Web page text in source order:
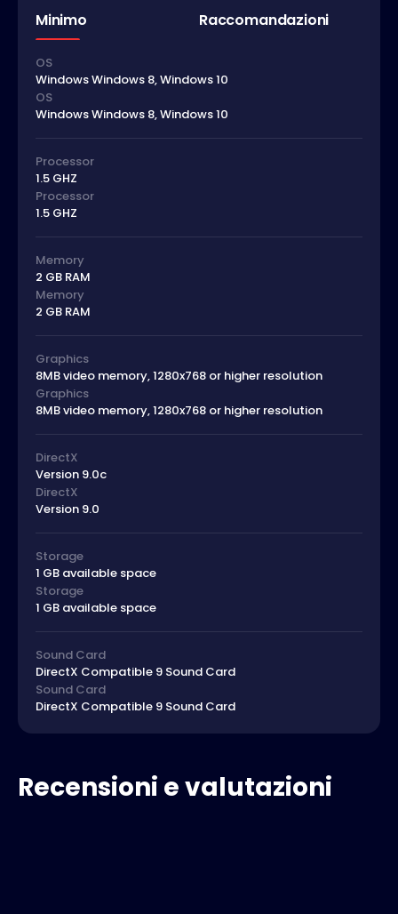
Minimo Raccomandazioni
OS
Windows Windows 8, Windows 10
OS
Windows Windows 8, Windows 10
Processor
1.5 GHZ
Processor
1.5 GHZ
Memory
2 GB RAM
Memory
2 GB RAM
Graphics
8MB video memory, 1280x768 or higher resolution
Graphics
8MB video memory, 1280x768 or higher resolution
DirectX
Version 9.0c
DirectX
Version 9.0
Storage
1 GB available space
Storage
1 GB available space
Sound Card
DirectX Compatible 9 Sound Card
Sound Card
DirectX Compatible 9 Sound Card
Recensioni e valutazioni